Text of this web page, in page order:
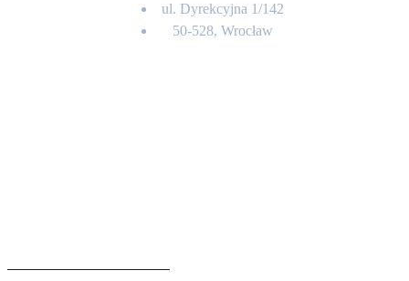
ul. Dyrekcyjna 1/142
50-528, Wrocław